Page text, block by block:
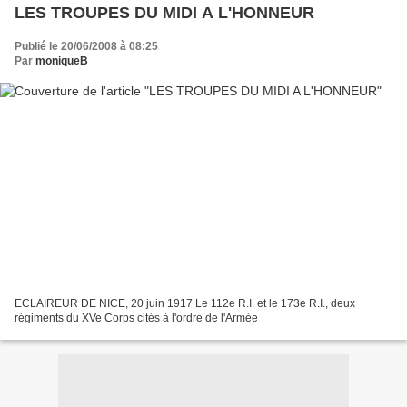
LES TROUPES DU MIDI A L'HONNEUR
Publié le 20/06/2008 à 08:25
Par moniqueB
ECLAIREUR DE NICE, 20 juin 1917 Le 112e R.I. et le 173e R.I., deux
régiments du XVe Corps cités à l'ordre de l'Armée